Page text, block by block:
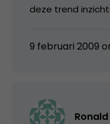
deze trend
9 februari 2009